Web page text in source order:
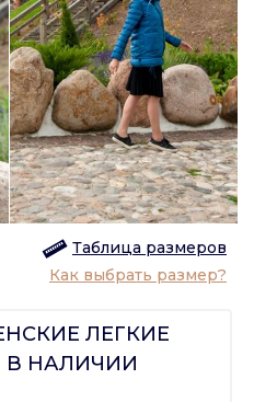
Таблица размеров
Как выбрать размер?
ЛЕГКИЕ
В НАЛИЧИИ